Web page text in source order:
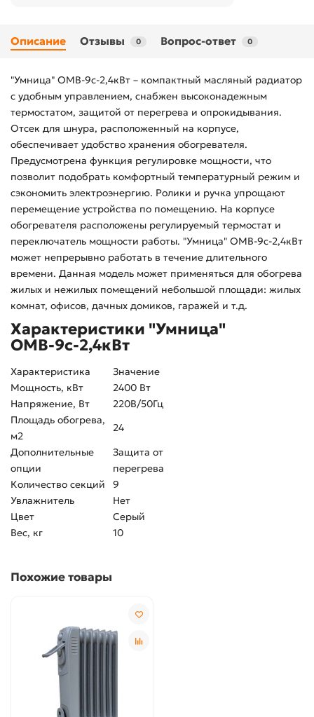
Описание Отзывы 0 Вопрос-ответ 0
"Умница" ОМВ-9с-2,4кВт – компактный масляный радиатор
с удобным управлением, снабжен высоконадежным
термостатом, защитой от перегрева и опрокидывания.
Отсек для шнура, расположенный на корпусе,
обеспечивает удобство хранения обогревателя.
Предусмотрена функция регулировке мощности, что
позволит подобрать комфортный температурный режим и
сэкономить электроэнергию. Ролики и ручка упрощают
перемещение устройства по помещению. На корпусе
обогревателя расположены регулируемый термостат и
переключатель мощности работы. "Умница" ОМВ-9с-2,4кВт
может непрерывно работать в течение длительного
времени. Данная модель может применяться для обогрева
жилых и нежилых помещений небольшой площади: жилых
комнат, офисов, дачных домиков, гаражей и т.д.
Характеристики "Умница"
ОМВ-9с-2,4кВт
Характеристика
Значение
Мощность, кВт
2400 Вт
Напряжение, Вт
220В/50Гц
Площадь обогрева,
м2
24
Дополнительные
опции
Защита от
перегрева
Количество секций
9
Увлажнитель
Нет
Цвет
Серый
Вес, кг
10
Похожие товары